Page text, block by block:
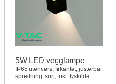
5W LED vegglampe
IP65 utendørs, firkantet, justerbar
spredning, sort, inkl. lyskilde